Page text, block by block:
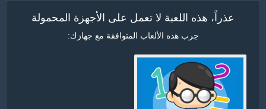
عذراً، هذه اللعبة لا تعمل على الأجهزة المحمولة
جرب هذه الألعاب المتوافقة مع جهازك: